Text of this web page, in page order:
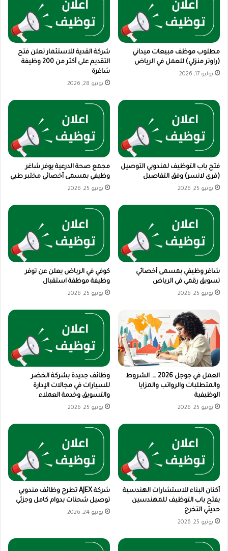
مطلوب موظف مبيعات ميداني
(راوتر منزلي) للعمل في الرياض
يوليو 17, 2026
شركة القدية للاستثمار تعلن فتح
التقديم على أكثر من 200 وظيفة
شاغرة
يونيو 28, 2026
فتح باب التوظيف لمندوبي التوصيل
(فري لانسر) وفق التفاصيل
يونيو 25, 2026
مجمع صحة الدرعية يوفر شاغر
وظيفي بمسمى أخصائي مختبر طبي
يونيو 25, 2026
شاغر وظيفي بمسمى أخصائي
تسويق رقمي في الرياض
يونيو 25, 2026
كوفي في الرياض يعلن عن توفر
وظيفة موظفة استقبال
يونيو 25, 2026
العمل في جوجل 2026 …. الشروط
والمتطلبات والرواتب والمزايا
الوظيفية
يونيو 25, 2026
وظائف جديدة بشركة الخضر
للسيارات في مجالات الإدارة
والتسويق وخدمة العملاء
يونيو 25, 2026
أكنان البناء للاستشارات الهندسية
يفتح باب التوظيف للمهندسين
حديثي التخرج
يونيو 25, 2026
شركة AJEX تطرح وظائف مندوبي
توصيل شحنات بدوام كامل وجزئي
يونيو 24, 2026